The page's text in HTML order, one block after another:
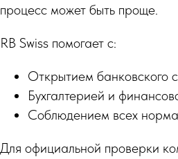
процесс может быть проще.
RB Swiss помогает с:
Открытием банковского
Бухгалтерией и
Соблюдением всех
Для официальной проверки